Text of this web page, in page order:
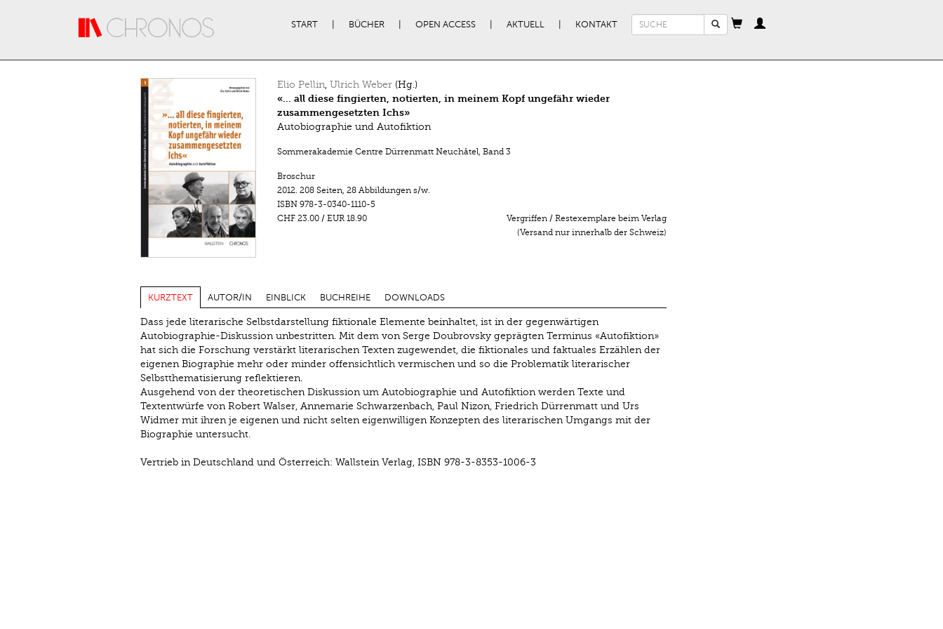
START BÜCHER OPEN ACCESS AKTUELL KONTAKT
Suchformular
Elio Pellin, Ulrich Weber(Hg.)
«... all diese fingierten, notierten, in meinem Kopf ungefähr wieder
zusammengesetzten Ichs»
Autobiographie und Autofiktion
Sommerakademie Centre Dürrenmatt Neuchâtel, Band 3
Broschur
2012. 208 Seiten, 28 Abbildungen s/w.
ISBN 978-3-0340-1110-5
CHF 23.00/ EUR 18.90
Vergriffen / Restexemplare beim Verlag
(Versand nur innerhalb der Schweiz)
KURZTEXT AUTOR/IN EINBLICK BUCHREIHE DOWNLOADS
Dass jede literarische Selbstdarstellung fiktionale Elemente beinhaltet, ist in der gegenwärtigen
Autobiographie-Diskussion unbestritten. Mit dem von Serge Doubrovsky geprägten Terminus «Autofiktion»
hat sich die Forschung verstärkt literarischen Texten zugewendet, die fiktionales und faktuales Erzählen der
eigenen Biographie mehr oder minder offensichtlich vermischen und so die Problematik literarischer
Selbstthematisierung reflektieren.
Ausgehend von der theoretischen Diskussion um Autobio­graphie und Autofiktion werden Texte und
Textentwürfe von Robert Walser, Annemarie Schwarzenbach, Paul Nizon, Friedrich Dürrenmatt und Urs
Widmer mit ihren je eigenen und nicht selten eigenwilligen Konzepten des literarischen Umgangs mit der
Biographie untersucht.
Vertrieb in Deutschland und Österreich: Wallstein Verlag, ISBN 978-3-8353-1006-3